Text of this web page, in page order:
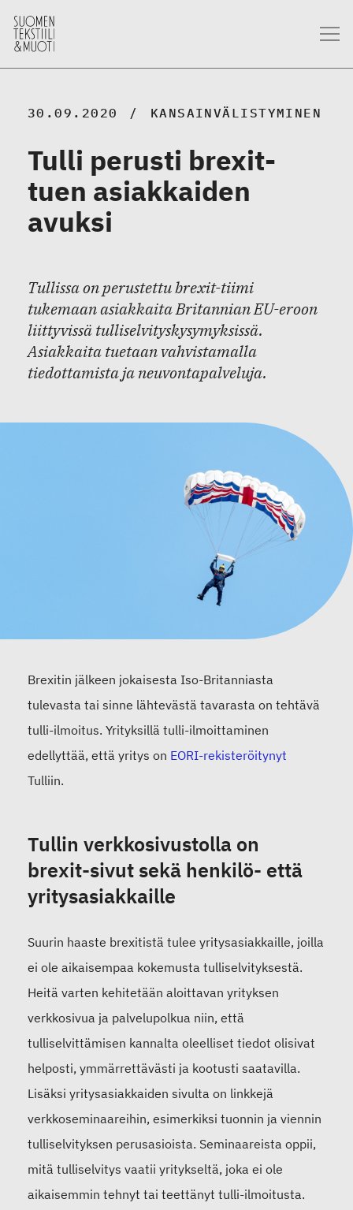
30.09.2020 KANSAINVÄLISTYMINEN
Tulli perusti brexit-
tuen asiakkaiden
avuksi
Tullissa on perustettu brexit-tiimi
tukemaan asiakkaita Britannian EU-eroon
liittyvissä tulliselvityskysymyksissä.
Asiakkaita tuetaan vahvistamalla
tiedottamista ja neuvontapalveluja.
Brexitin jälkeen jokaisesta Iso-Britanniasta
tulevasta tai sinne lähtevästä tavarasta on tehtävä
tulli-ilmoitus. Yrityksillä tulli-ilmoittaminen
edellyttää, että yritys on EORI-rekisteröitynyt
Tulliin.
Tullin verkkosivustolla on
brexit-sivut sekä henkilö- että
yritysasiakkaille
Suurin haaste brexitistä tulee yritysasiakkaille, joilla
ei ole aikaisempaa kokemusta tulliselvityksestä.
Heitä varten kehitetään aloittavan yrityksen
verkkosivua ja palvelupolkua niin, että
tulliselvittämisen kannalta oleelliset tiedot olisivat
helposti, ymmärrettävästi ja kootusti saatavilla.
Lisäksi yritysasiakkaiden sivulta on linkkejä
verkkoseminaareihin, esimerkiksi tuonnin ja viennin
tulliselvityksen perusasioista. Seminaareista oppii,
mitä tulliselvitys vaatii yritykseltä, joka ei ole
aikaisemmin tehnyt tai teettänyt tulli-ilmoitusta.